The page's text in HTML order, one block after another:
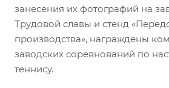
занесения их фотографий на
Трудовой славы и стенд
производства», награждены
заводских соревнований по
теннису.